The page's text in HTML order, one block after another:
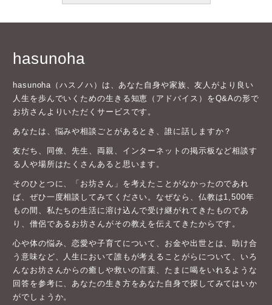
hasunoha
hasunoha（ハスノハ）は、あなた自身や家族、友人がより良い
人生を歩んでいくための生きる知恵（アドバイス）をQ&Aの形で
お坊さんよりいただくサービスです。
あなたは、悩みや相談ごとがあるとき、誰に話しますか？
友だち、同僚、先生、両親、インターネットの掲示板など相談す
る人や場所はたくさんあると思います。
そのひとつに、「お坊さん」を考えたことがなかったのであれ
ば、ぜひ一度相談してみてください。なぜなら、仏教は1,500年
もの間、私たちの生活に溶け込んで受け継がれてきたものであ
り、僧侶であるお坊さんがその教えを伝えてきたからです。
心や体の悩み、恋愛や子育てについて、お金や出世とは、助け合
う意味など、人生において誰もが考えることがらについて、いろ
んなお坊さんからの癒しや救いの言葉、たまに喝をいれるような
回答を参考に、あなたの生き方をあなた自身で探してみてはいか
がでしょうか。